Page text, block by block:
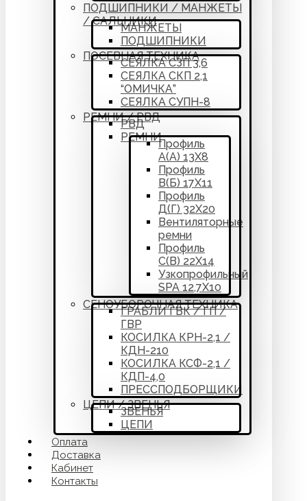
ПОДШИПНИКИ / МАНЖЕТЫ
/ САЛЬНИКИ
МАНЖЕТЫ
ПОДШИПНИКИ
ПОСЕВНАЯ ТЕХНИКА
СЕЯЛКА СЗП 3,6
СЕЯЛКА СКП 2,1
“ОМИЧКА”
СЕЯЛКА СУПН-8
РЕМНИ / РВД
РВД
РЕМНИ
Профиль
А(А) 13Х8
Профиль
В(Б) 17Х11
Профиль
Д(Г) 32Х20
Вентиляторные
ремни
Профиль
С(В) 22Х14
Узкопрофильный
SPA 12,7Х10
СЕНОУБОРОЧНАЯ ТЕХНИКА
ГРАБЛИ ГВК / ГП /
ГВР
КОСИЛКА КРН-2,1 /
КДН-210
КОСИЛКА КСФ-2,1 /
КДП-4,0
ПРЕССПОДБОРЩИКИ
ЦЕПИ / ЗВЕНЬЯ
ЗВЕНЬЯ
ЦЕПИ
Оплата
Доставка
Кабинет
Контакты